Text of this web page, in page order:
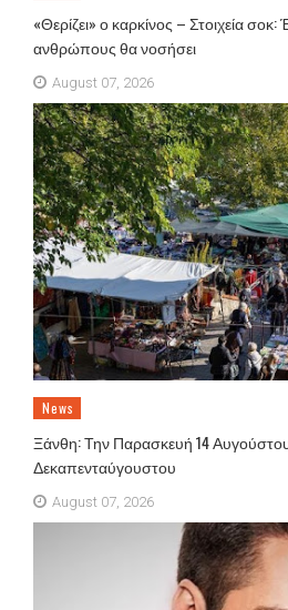
«Θερίζει» ο καρκίνος – Στοιχεία
ανθρώπους θα νοσήσει
August 07, 2026
News
Ξάνθη: Την Παρασκευή 14
Δεκαπενταύγουστου
August 07, 2026